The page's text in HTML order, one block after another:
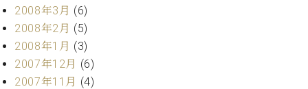
2008年3月 (6)
2008年2月 (5)
2008年1月 (3)
2007年12月 (6)
2007年11月 (4)